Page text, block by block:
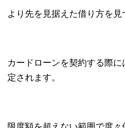
より先を見据えた借り方を見
カードローンを契約する際
定されます。